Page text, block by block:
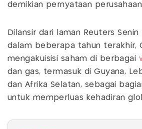
demikian pernyataan
Dilansir dari laman Reuters Senin
dalam beberapa tahun terakhir,
mengakuisisi saham di berbagai
dan gas, termasuk di Guyana,
dan Afrika Selatan, sebagai
untuk memperluas kehadiran